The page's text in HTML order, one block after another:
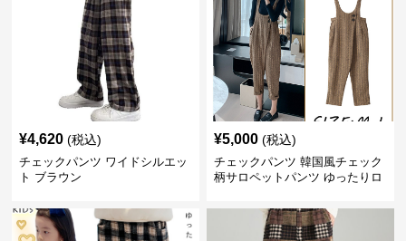
¥4,620 (税込)
チェックパンツ ワイドシルエッ
ト ブラウン
¥5,000 (税込)
チェックパンツ 韓国風チェック
柄サロペットパンツ ゆったりロ